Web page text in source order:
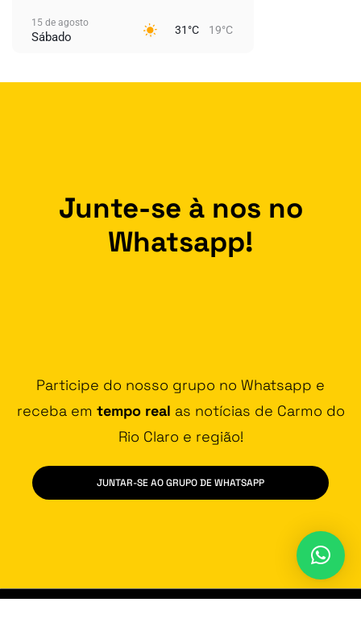
15 de agosto
Sábado 31°C 19°C
Junte-se à nos no
Whatsapp!
Participe do nosso grupo no Whatsapp e
receba em tempo real as notícias de Carmo do
Rio Claro e região!
JUNTAR-SE AO GRUPO DE WHATSAPP